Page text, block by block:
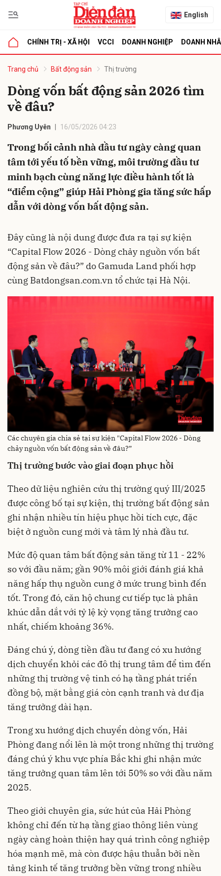
English
CHÍNH TRỊ - XÃ HỘI VCCI DOANH NGHIỆP DOANH
Trang chủ Bất động sản Thị trường
Dòng vốn bất động sản 2026 tìm
về đâu?
Phương Uyên 16/05/2026 04:23
Trong bối cảnh nhà đầu tư ngày càng quan
tâm tới yếu tố bền vững, môi trường đầu tư
minh bạch cùng năng lực điều hành tốt là
“điểm cộng” giúp Hải Phòng gia tăng sức hấp
dẫn với dòng vốn bất động sản.
Đây cũng là nội dung được đưa ra tại sự kiện
“Capital Flow 2026 - Dòng chảy nguồn vốn bất
động sản về đâu?” do Gamuda Land phối hợp
cùng Batdongsan.com.vn tổ chức tại Hà Nội.
Các chuyên gia chia sẻ tại sự kiện "Capital Flow 2026 - Dòng
chảy nguồn vốn bất động sản về đâu?”
Thị trường bước vào giai đoạn phục hồi
Theo dữ liệu nghiên cứu thị trường quý III/2025
được công bố tại sự kiện, thị trường bất động sản
ghi nhận nhiều tín hiệu phục hồi tích cực, đặc
biệt ở nguồn cung mới và tâm lý nhà đầu tư.
Mức độ quan tâm bất động sản tăng từ 11 - 22%
so với đầu năm; gần 90% môi giới đánh giá khả
năng hấp thụ nguồn cung ở mức trung bình đến
tốt. Trong đó, căn hộ chung cư tiếp tục là phân
khúc dẫn dắt với tỷ lệ kỳ vọng tăng trưởng cao
nhất, chiếm khoảng 36%.
Đáng chú ý, dòng tiền đầu tư đang có xu hướng
dịch chuyển khỏi các đô thị trung tâm để tìm đến
những thị trường vệ tinh có hạ tầng phát triển
đồng bộ, mặt bằng giá còn cạnh tranh và dư địa
tăng trưởng dài hạn.
Trong xu hướng dịch chuyển dòng vốn, Hải
Phòng đang nổi lên là một trong những thị trường
đáng chú ý khu vực phía Bắc khi ghi nhận mức
tăng trưởng quan tâm lên tới 50% so với đầu năm
2025.
Theo giới chuyên gia, sức hút của Hải Phòng
không chỉ đến từ hạ tầng giao thông liên vùng
ngày càng hoàn thiện hay quá trình công nghiệp
hóa mạnh mẽ, mà còn được hậu thuẫn bởi nền
tảng kinh tế tăng trưởng bền vững trong nhiều
luận
Hủy